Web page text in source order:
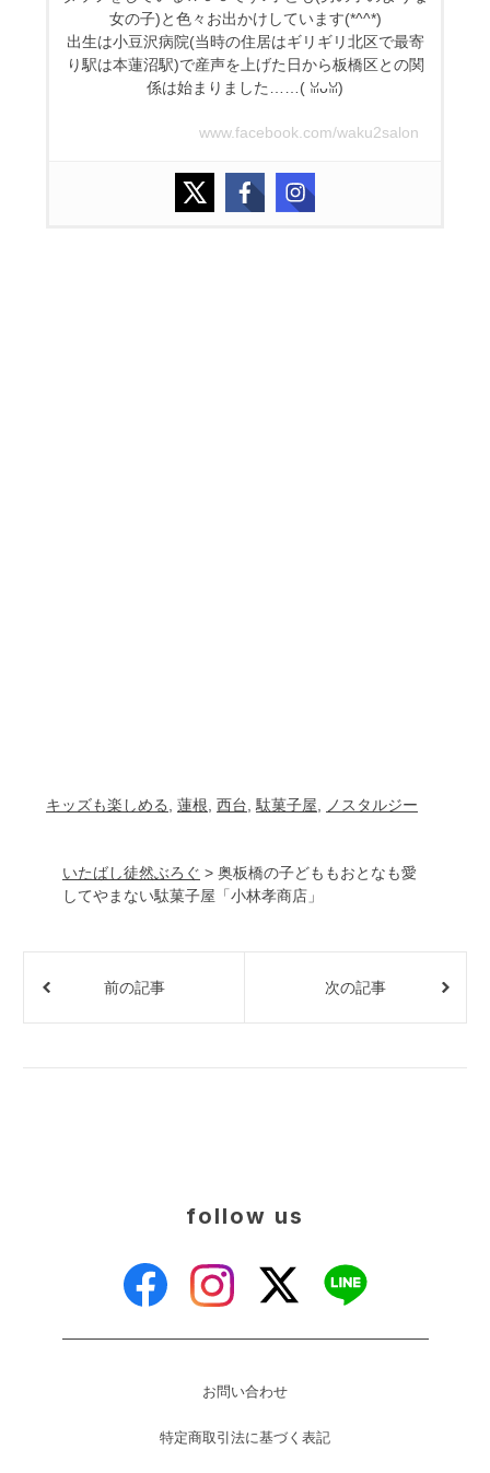
女の子)と色々お出かけしています(*^^*)
出生は小豆沢病院(当時の住居はギリギリ北区で最寄
り駅は本蓮沼駅)で産声を上げた日から板橋区との関
係は始まりました……(⁠ ⁠ꈍ⁠ᴗ⁠ꈍ⁠)
www.facebook.com/waku2salon
キッズも楽しめる 蓮根 西台 駄菓子屋 ノスタルジー
いたばし徒然ぶろぐ > 奥板橋の子どももおとなも愛
してやまない駄菓子屋「小林孝商店」
前の記事 次の記事
follow us
お問い合わせ
特定商取引法に基づく表記